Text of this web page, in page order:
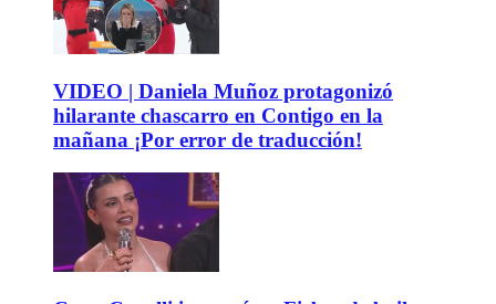
VIDEO | Daniela Muñoz protagonizó
hilarante chascarro en Contigo en la
mañana ¡Por error de traducción!